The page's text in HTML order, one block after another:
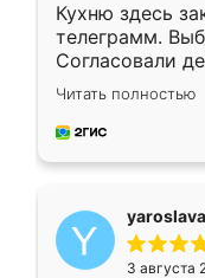
Кухню здесь
телеграмм.
Согласовали
недели кухня
довольны
мебель за
Читать полностью
3 августа